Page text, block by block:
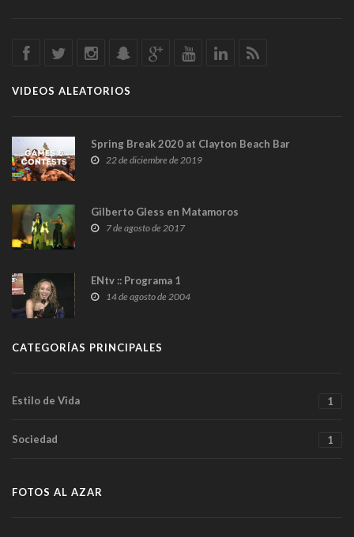
VIDEOS ALEATORIOS
Spring Break 2020 at Clayton Beach Bar
22 de diciembre de 2019
Gilberto Gless en Matamoros
7 de agosto de 2017
ENtv :: Programa 1
14 de agosto de 2004
CATEGORÍAS PRINCIPALES
Estilo de Vida 1
Sociedad 1
FOTOS AL AZAR